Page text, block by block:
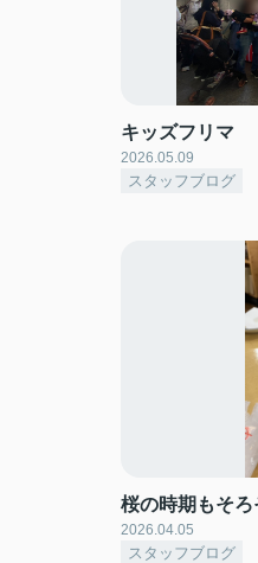
キッズフリマ
2026.05.09
スタッフブログ
桜の時期もそろ
2026.04.05
スタッフブログ